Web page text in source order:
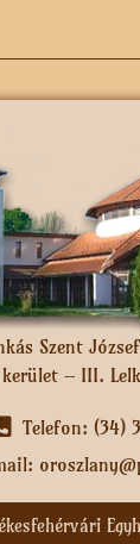
Szent
– III.
Telefon: (34)